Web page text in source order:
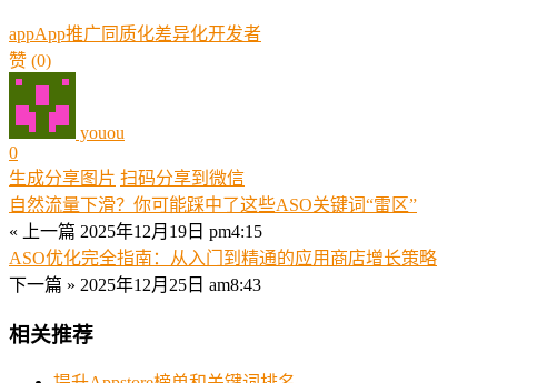
appApp推广 同质化差异化开发者
赞 (0)
youou
0
生成分享图片 扫码分享到微信
自然流量下滑？你可能踩中了这些ASO关键词“雷区”
« 上一篇 2025年12月19日 pm4:15
ASO优化完全指南：从入门到精通的应用商店增长策略
下一篇 » 2025年12月25日 am8:43
相关推荐